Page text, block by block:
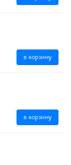
в корзину
в корзину